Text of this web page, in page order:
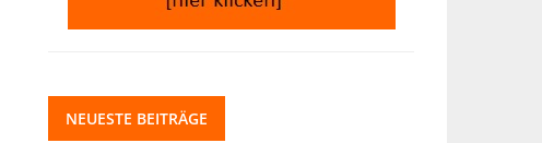
NEUESTE BEITRÄGE